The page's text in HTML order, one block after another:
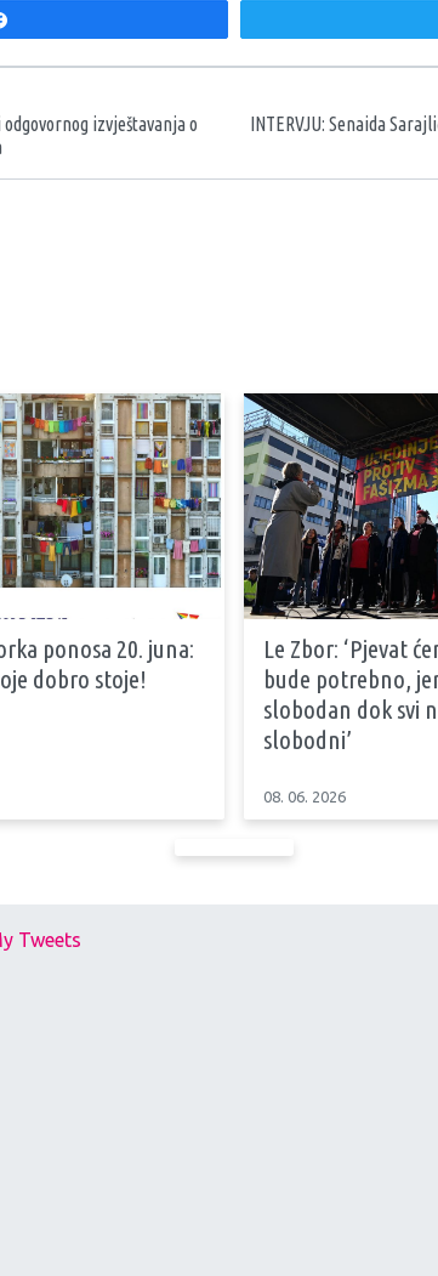
izvještavanja o
INTERVJU: Senaida
ponosa 20. juna:
dobro stoje!
Le Zbor: ‘Pjevat
bude potrebno,
slobodan dok svi
slobodni’
08. 06. 2026
Tweets